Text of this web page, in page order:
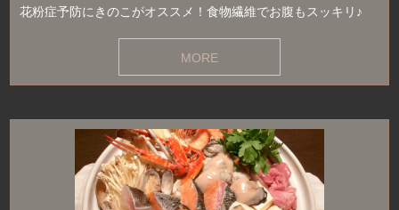
花粉症予防にきのこがオススメ！食物繊維でお腹もスッキリ♪
MORE